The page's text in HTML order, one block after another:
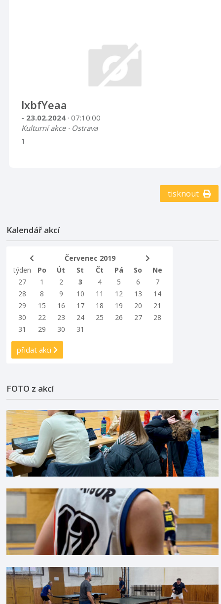
lxbfYeaa
- 23.02.2024 · 07:10:00
Kulturní akce · Ostrava
1
tisknout
Kalendář akcí
Červenec 2019
týden
Po Út St Čt Pá So
Ne
27
1 2 3 4 5 6
7
28
8 9 10 11 12 13
14
29
15 16 17 18 19 20
21
30
22 23 24 25 26 27
28
31
29 30 31
přidat akci
FOTO z akcí